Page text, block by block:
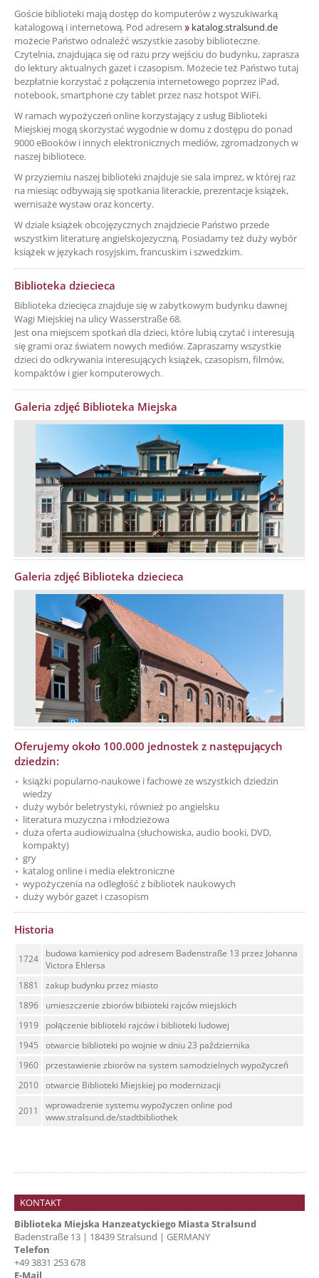
Goście biblioteki mają dostęp do komputerów z wyszukiwarką
katalogową i internetową. Pod adresem
katalog.stralsund.de
możecie Państwo odnaleźć wszystkie zasoby biblioteczne.
Czytelnia, znajdująca się od razu przy wejściu do budynku, zaprasza
do lektury aktualnych gazet i czasopism. Możecie też Państwo tutaj
bezpłatnie korzystać z połączenia internetowego poprzez iPad,
notebook, smartphone czy tablet przez nasz hotspot WiFi.
W ramach wypożyczeń online korzystający z usług Biblioteki
Miejskiej mogą skorzystać wygodnie w domu z dostępu do ponad
9000 eBooków i innych elektronicznych mediów, zgromadzonych w
naszej bibliotece.
W przyziemiu naszej biblioteki znajduje sie sala imprez, w której raz
na miesiąc odbywają się spotkania literackie, prezentacje książek,
wernisaże wystaw oraz koncerty.
W dziale książek obcojęzycznych znajdziecie Państwo przede
wszystkim literaturę angielskojezyczną. Posiadamy też duży wybór
książek w językach rosyjskim, francuskim i szwedzkim.
Biblioteka dziecieca
Biblioteka dziecięca znajduje się w zabytkowym budynku dawnej
Wagi Miejskiej na ulicy Wasserstraße 68.
Jest ona miejscem spotkań dla dzieci, które lubią czytać i interesują
się grami oraz światem nowych mediów. Zapraszamy wszystkie
dzieci do odkrywania interesujących książek, czasopism, filmów,
kompaktów i gier komputerowych.
Galeria zdjęć Biblioteka Miejska
Galeria zdjęć Biblioteka dziecieca
Oferujemy około 100.000 jednostek z następujących
dziedzin:
książki popularno-naukowe i fachowe ze wszystkich dziedzin
wiedzy
duży wybór beletrystyki, również po angielsku
literatura muzyczna i młodzieżowa
duża oferta audiowizualna (słuchowiska, audio booki, DVD,
kompakty)
gry
katalog online i media elektroniczne
wypożyczenia na odległość z bibliotek naukowych
duży wybór gazet i czasopism
Historia
1724
budowa kamienicy pod adresem Badenstraße 13 przez Johanna
Victora Ehlersa
1881
zakup budynku przez miasto
1896
umieszczenie zbiorów bibioteki rajców miejskich
1919
połączenie biblioteki rajców i biblioteki ludowej
1945
otwarcie biblioteki po wojnie w dniu 23 października
1960
przestawienie zbiorów na system samodzielnych wypożyczeń
2010 otwarcie Biblioteki Miejskiej po modernizacji
2011
wprowadzenie systemu wypożyczen online pod
www.stralsund.de/stadtbibliothek
KONTAKT
Biblioteka Miejska Hanzeatyckiego Miasta Stralsund
Badenstraße 13 | 18439 Stralsund | GERMANY
Telefon
+49 3831 253 678
E-Mail